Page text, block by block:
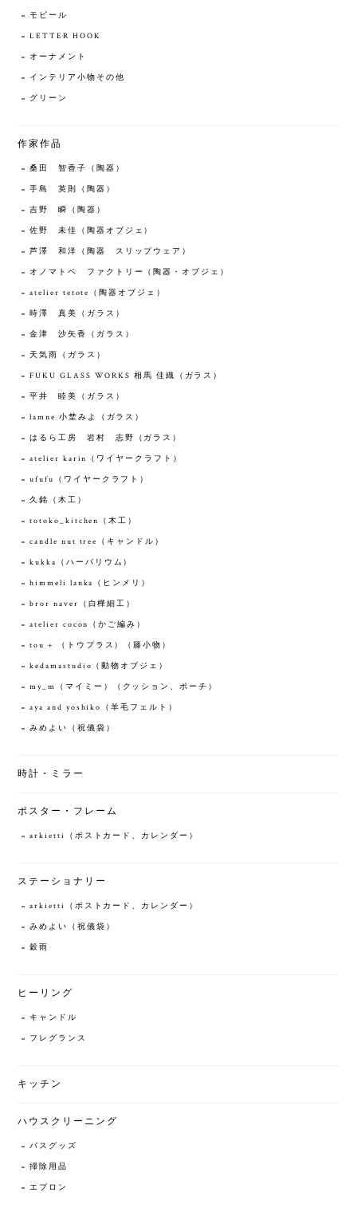
モビール
LETTER HOOK
オーナメント
インテリア小物その他
グリーン
作家作品
桑田 智香子（陶器）
手島 英則（陶器）
吉野 瞬（陶器）
佐野 未佳（陶器オブジェ）
芦澤 和洋（陶器 スリップウェア）
オノマトペ ファクトリー（陶器・オブジェ）
atelier tetote（陶器オブジェ）
時澤 真美（ガラス）
金津 沙矢香（ガラス）
天気雨（ガラス）
FUKU GLASS WORKS 相馬 佳織（ガラス）
平井 睦美（ガラス）
lamne 小埜みよ（ガラス）
はるら工房 岩村 志野（ガラス）
atelier karin（ワイヤークラフト）
ufufu（ワイヤークラフト）
久銘（木工）
totoko_kitchen（木工）
candle nut tree（キャンドル）
kukka（ハーバリウム）
himmeli lanka（ヒンメリ）
bror naver（白樺細工）
atelier cocon（かご編み）
tou + （トウプラス）（籐小物）
kedamastudio（動物オブジェ）
my_m（マイミー）（クッション、ポーチ）
aya and yoshiko（羊毛フェルト）
みめよい（祝儀袋）
時計・ミラー
ポスター・フレーム
arkietti（ポストカード、カレンダー）
ステーショナリー
arkietti（ポストカード、カレンダー）
みめよい（祝儀袋）
穀雨
ヒーリング
キャンドル
フレグランス
キッチン
ハウスクリーニング
バスグッズ
掃除用品
エプロン